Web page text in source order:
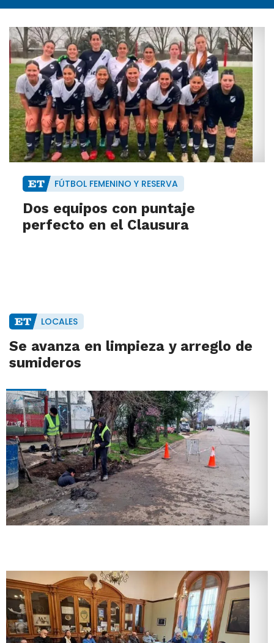
FÚTBOL FEMENINO Y RESERVA
Dos equipos con puntaje
perfecto en el Clausura
LOCALES
Se avanza en limpieza y arreglo de
sumideros